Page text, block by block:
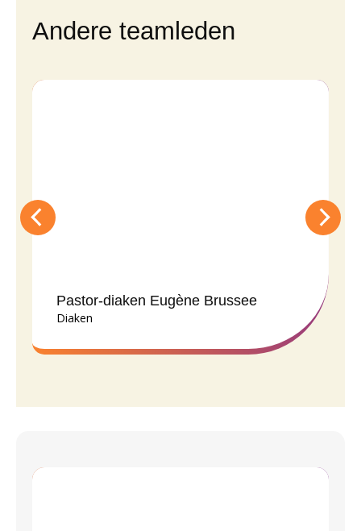
Andere teamleden
Pastor-diaken Eugène Brussee
Diaken